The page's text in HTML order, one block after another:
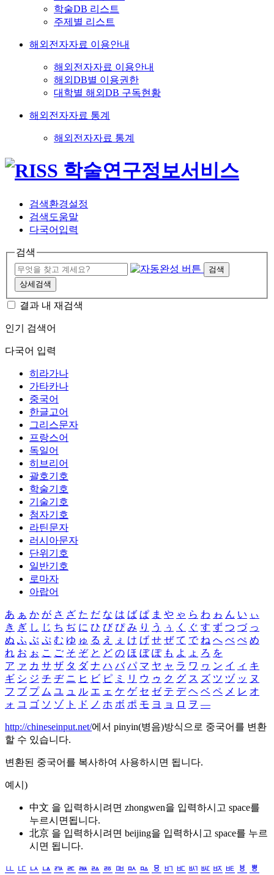
학술DB 리스트
주제별 리스트
해외전자자료 이용안내
해외전자자료 이용안내
해외DB별 이용권한
대학별 해외DB 구독현황
해외전자자료 통계
해외전자자료 통계
검색환경설정
검색도움말
다국어입력
검색
검색
상세검색
결과 내 재검색
인기 검색어
다국어 입력
히라가나
가타카나
중국어
한글고어
그리스문자
프랑스어
독일어
히브리어
괄호기호
학술기호
기술기호
첨자기호
라틴문자
러시아문자
단위기호
일반기호
로마자
아랍어
あ ぁ か が さ ざ た だ な は ば ぱ ま や ゃ ら わ ゎ ん い ぃ
き ぎ し じ ち ぢ に ひ び ぴ み り う ぅ く ぐ す ず つ づ っ
ぬ ふ ぶ ぷ む ゆ ゅ る え ぇ け げ せ ぜ て で ね へ べ ぺ め
れ お ぉ こ ご そ ぞ と ど の ほ ぼ ぽ も よ ょ ろ を
ア ァ カ サ ザ タ ダ ナ ハ バ パ マ ヤ ャ ラ ワ ヮ ン イ ィ キ
ギ シ ジ チ ヂ ニ ヒ ビ ピ ミ リ ウ ゥ ク グ ス ズ ツ ヅ ッ ヌ
フ ブ プ ム ユ ュ ル エ ェ ケ ゲ セ ゼ テ デ ヘ ベ ペ メ レ オ
ォ コ ゴ ソ ゾ ト ド ノ ホ ボ ポ モ ヨ ョ ロ ヲ ―
http://chineseinput.net/에서 pinyin(병음)방식으로 중국어를 변환
할 수 있습니다.
변환된 중국어를 복사하여 사용하시면 됩니다.
예시)
中文 을 입력하시려면 zhongwen을 입력하시고 space를
누르시면됩니다.
北京 을 입력하시려면 beijing을 입력하시고 space를 누르
시면 됩니다.
ㅥ ㅦ ㅧ ㅨ ㅩ ㅪ ㅫ ㅬ ㅭ ㅮ ㅯ ㅰ ㅱ ㅲ ㅳ ㅴ ㅵ ㅶ ㅷ ㅸ
ㅹ